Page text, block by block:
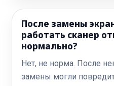
После замены
работать сканер
нормально?
Нет, не норма. После
замены могли